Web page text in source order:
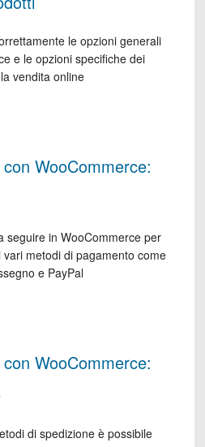
le opzioni generali
e le opzioni specifiche dei
vendita online
WooCommerce:
seguire in WooCommerce per
metodi di pagamento come
e PayPal
WooCommerce:
di spedizione è possibile